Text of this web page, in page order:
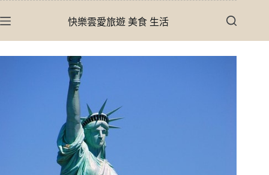
至
快樂雲愛旅遊 美食 生活